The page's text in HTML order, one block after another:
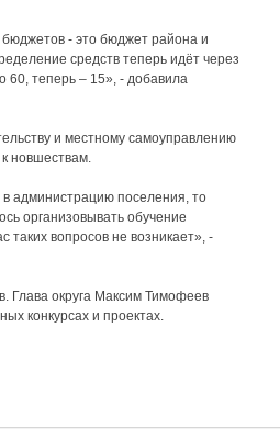
- это бюджет района и
средств теперь идёт через
60, теперь – 15», - добавила
и местному самоуправлению
к новшествам.
администрацию поселения, то
организовывать обучение
вопросов не возникает», -
Глава округа Максим Тимофеев
конкурсах и проектах.